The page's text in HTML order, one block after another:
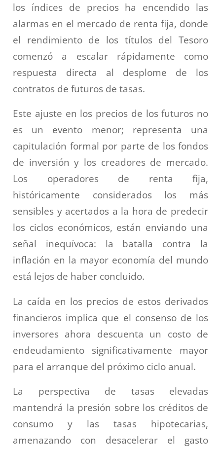
los índices de precios ha encendido las
alarmas en el mercado de renta fija, donde
el rendimiento de los títulos del Tesoro
comenzó a escalar rápidamente como
respuesta directa al desplome de los
contratos de futuros de tasas.
Este ajuste en los precios de los futuros no
es un evento menor; representa una
capitulación formal por parte de los fondos
de inversión y los creadores de mercado.
Los operadores de renta fija,
históricamente considerados los más
sensibles y acertados a la hora de predecir
los ciclos económicos, están enviando una
señal inequívoca: la batalla contra la
inflación en la mayor economía del mundo
está lejos de haber concluido.
La caída en los precios de estos derivados
financieros implica que el consenso de los
inversores ahora descuenta un costo de
endeudamiento significativamente mayor
para el arranque del próximo ciclo anual.
La perspectiva de tasas elevadas
mantendrá la presión sobre los créditos de
consumo y las tasas hipotecarias,
amenazando con desacelerar el gasto